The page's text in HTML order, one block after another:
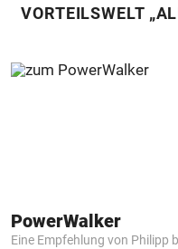
VORTEILSWELT
PowerWalker
Eine Empfehlung von Philipp